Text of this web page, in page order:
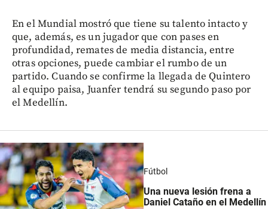
En el Mundial mostró que tiene su talento intacto y
que, además, es un jugador que con pases en
profundidad, remates de media distancia, entre
otras opciones, puede cambiar el rumbo de un
partido. Cuando se confirme la llegada de Quintero
al equipo paisa, Juanfer tendrá su segundo paso por
el Medellín.
Fútbol
Una nueva lesión frena a
Daniel Cataño en el Medellín